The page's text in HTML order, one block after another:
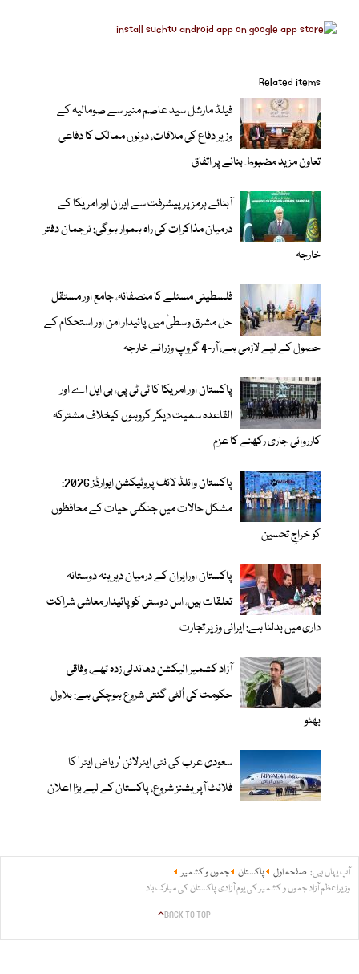
Related items
فیلڈ مارشل سید عاصم منیر سے صومالیہ کے
وزیر دفاع کی ملاقات، دونوں ممالک کا دفاعی
تعاون مزید مضبوط بنانے پر اتفاق
آبنائے ہرمز پر پیشرفت سے ایران اور امریکا کے
درمیان مذاکرات کی راہ ہموار ہوگی: ترجمان دفتر
خارجہ
فلسطینی مسئلے کا منصفانہ، جامع اور مستقل
حل مشرق وسطیٰ میں پائیدار امن اور استحکام کے
حصول کے لیے لازمی ہے، آر-4 گروپ وزرائے خارجہ
پاکستان اور امریکا کا ٹی ٹی پی، بی ایل اے اور
القاعدہ سمیت دیگر گروہوں کیخلاف مشترکہ
کارروائی جاری رکھنے کا عزم
پاکستان وائلڈ لائف پروٹیکشن ایوارڈز 2026:
مشکل حالات میں جنگلی حیات کے محافظوں
کو خراجِ تحسین
پاکستان اورایران کے درمیان دیرینہ دوستانہ
تعلقات ہیں، اس دوستی کوپائیدار معاشی شراکت
داری میں بدلنا ہے: ایرانی وزیر تجارت
آزاد کشمیر الیکشن دھاندلی زدہ تھے، وفاقی
حکومت کی اُلٹی گنتی شروع ہوچکی ہے: بلاول
بھٹو
سعودی عرب کی نئی ایئرلائن ‘ریاض ایئر’ کا
فلائٹ آپریشنز شروع، پاکستان کے لیے بڑا اعلان
آپ یہاں ہیں: صفحہ اول پاکستان
جموں و کشمیر
وزیراعظم آزاد جموں و کشمیر کی یوم آزادی پاکستان کی مبارک باد
BACK TO TOP